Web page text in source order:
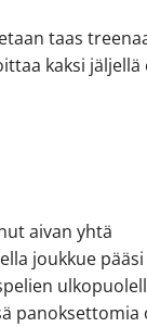
taas
kaksi jäljellä
aivan yhtä
joukkue pääsi